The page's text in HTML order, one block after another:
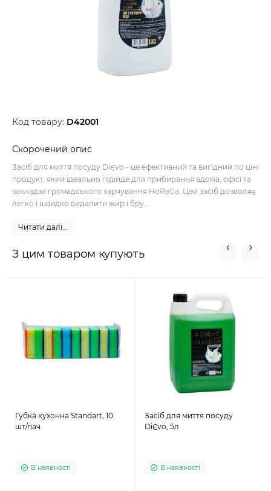
Код товару: D42001
Скорочений опис
Засіб для миття посуду DiЄvo - це ефективний та вигідний по ціні
продукт, який ідеально підійде для прибирання вдома, офісі та
закладах громадського харчування HoReCa. Цей засіб дозволяє
легко і швидко видалити жир і бру...
Читати далі...
З цим товаром купують
Губка кухонна Standart, 10
шт/пач
В наявності
Засіб для миття посуду
DiЄvo, 5л
В наявності